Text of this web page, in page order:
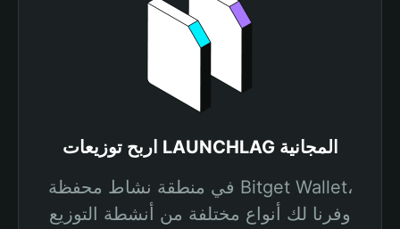
اربح توزيعات LAUNCHLAG المجانية
في منطقة نشاط محفظة Bitget Wallet،
وفرنا لك أنواع مختلفة من أنشطة التوزيع